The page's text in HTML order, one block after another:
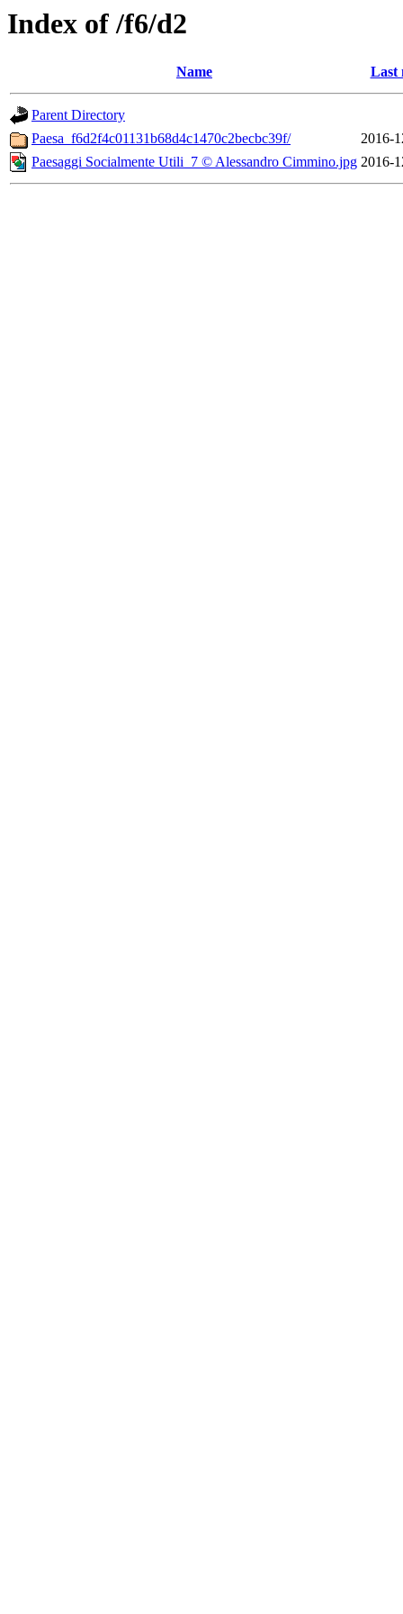
Index of /f6/d2
Name Last
Parent Directory
Paesa_f6d2f4c01131b68d4c1470c2becbc39f/
2016-
Paesaggi Socialmente Utili_7 © Alessandro Cimmino.jpg 2016-